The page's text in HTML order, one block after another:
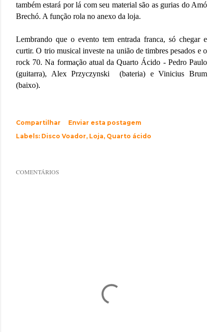
também estará por lá com seu material são as gurias do Amó
Brechó. A função rola no anexo da loja.
Lembrando que o evento tem entrada franca, só chegar e
curtir.O trio musical investe na união de timbres pesados e o
rock 70. Na formação atual da Quarto Ácido - Pedro Paulo
(guitarra), Alex Przyczynski
(bateria) e Vinicius Brum
(baixo).
Compartilhar
Enviar esta postagem
Labels: Disco Voador Loja Quarto ácido
COMENTÁRIOS